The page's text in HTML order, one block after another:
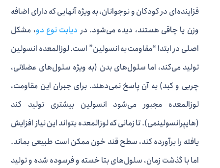
فزاینده‌ای در کودکان و نوجوانان، به ویژه آنهایی که دارای اضافه
وزن یا چاقی هستند، دیده می‌شود. در دیابت نوع دو، مشکل
اصلی در ابتدا “مقاومت به انسولین” است. لوزالمعده انسولین
تولید می‌کند، اما سلول‌های بدن (به ویژه سلول‌های عضلانی،
چربی و کبد) به آن پاسخ نمی‌دهند. برای جبران این مقاومت،
لوزالمعده مجبور می‌شود انسولین بیشتری تولید کند
(هایپرانسولینمی). تا زمانی که لوزالمعده بتواند این نیاز افزایش
یافته را برآورده کند، سطح قند خون ممکن است طبیعی بماند.
اما با گذشت زمان، سلول‌های بتا خسته و فرسوده شده و تولید